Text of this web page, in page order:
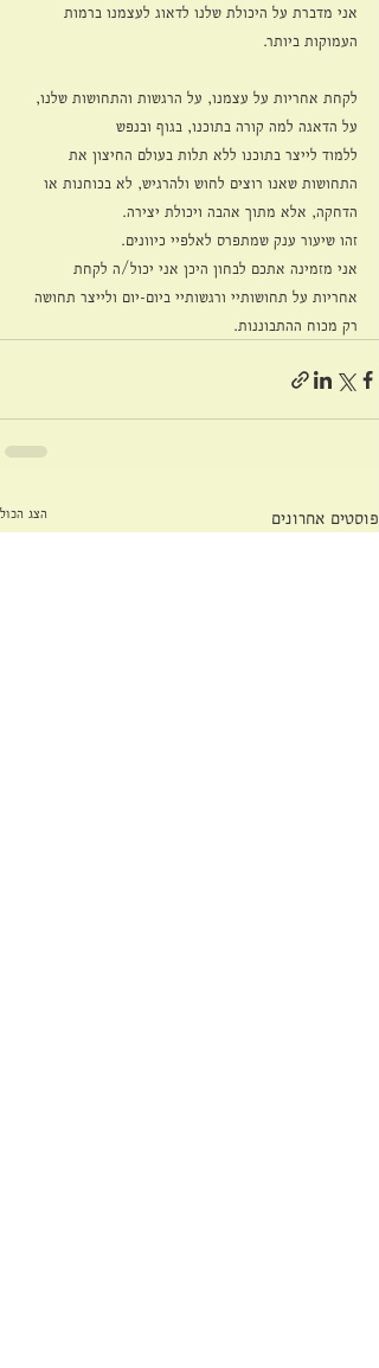
אני מדברת על היכולת שלנו לדאוג לעצמנו ברמות
העמוקות ביותר.
לקחת אחריות על עצמנו, על הרגשות והתחושות שלנו,
על הדאגה למה קורה בתוכנו, בגוף ובנפש
ללמוד לייצר בתוכנו ללא תלות בעולם החיצון את
התחושות שאנו רוצים לחוש ולהרגיש, לא בכוחנות או
הדחקה, אלא מתוך אהבה ויכולת יצירה.
זהו שיעור ענק שמתפרס לאלפיי כיוונים.
אני מזמינה אתכם לבחון היכן אני יכול/ה לקחת
אחריות על תחושותיי ורגשותיי ביום-יום ולייצר תחושה
רק מכוח ההתבוננות.
פוסטים אחרונים הצג הכול